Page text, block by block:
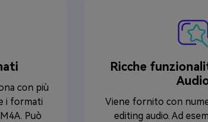
con più
i formati
Può
Ricche
Viene fornito con
editing audio. Ad